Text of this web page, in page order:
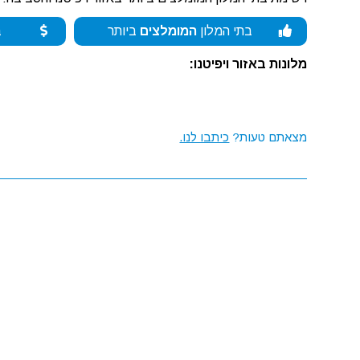
בתי המלון המומלצים ביותר
מלונות באזור ויפיטנו:
מצאתם טעות? כיתבו לנו.